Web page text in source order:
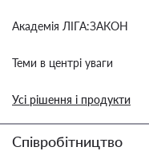
Академія ЛІГА:ЗАКОН
Теми в центрі уваги
Усі рішення і продукти
Співробітництво